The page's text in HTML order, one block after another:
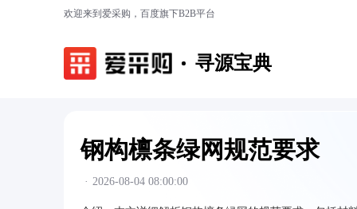
欢迎来到爱采购，百度旗下B2B平台
寻源宝典
钢构檩条绿网规范要求
· 2026-08-04 08:00:00